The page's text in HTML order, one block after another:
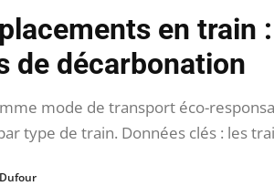
en train :
de décarbonation
mode de transport éco-
type de train. Données clés : les